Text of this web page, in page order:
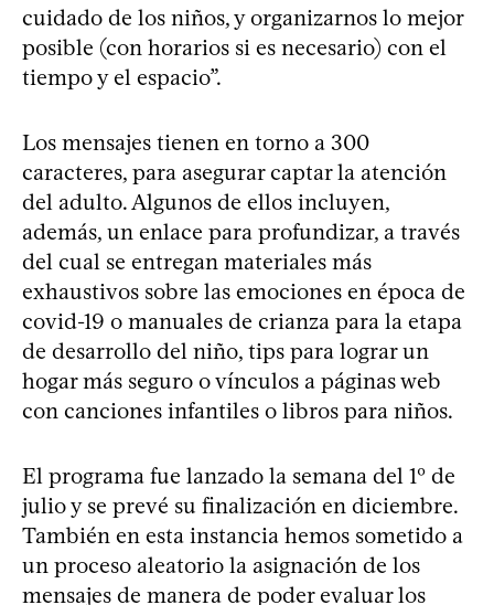
cuidado de los niños, y organizarnos lo mejor
posible (con horarios si es necesario) con el
tiempo y el espacio”.
Los mensajes tienen en torno a 300
caracteres, para asegurar captar la atención
del adulto. Algunos de ellos incluyen,
además, un enlace para profundizar, a través
del cual se entregan materiales más
exhaustivos sobre las emociones en época de
covid-19 o manuales de crianza para la etapa
de desarrollo del niño, tips para lograr un
hogar más seguro o vínculos a páginas web
con canciones infantiles o libros para niños.
El programa fue lanzado la semana del 1º de
julio y se prevé su finalización en diciembre.
También en esta instancia hemos sometido a
un proceso aleatorio la asignación de los
mensajes de manera de poder evaluar los